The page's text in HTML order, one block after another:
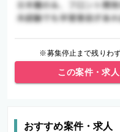
※募集停止まで残りわ
この案件・求
おすすめ案件・求人